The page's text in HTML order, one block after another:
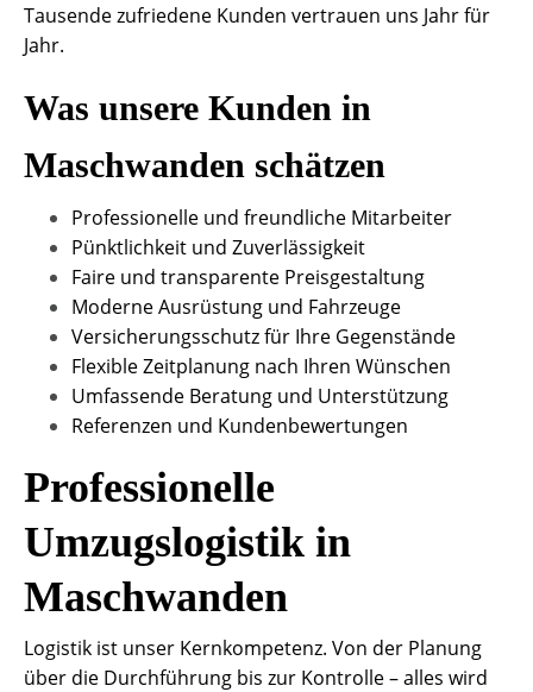
Tausende zufriedene Kunden vertrauen uns Jahr für
Jahr.
Was unsere Kunden in
Maschwanden schätzen
Professionelle und freundliche Mitarbeiter
Pünktlichkeit und Zuverlässigkeit
Faire und transparente Preisgestaltung
Moderne Ausrüstung und Fahrzeuge
Versicherungsschutz für Ihre Gegenstände
Flexible Zeitplanung nach Ihren Wünschen
Umfassende Beratung und Unterstützung
Referenzen und Kundenbewertungen
Professionelle
Umzugslogistik in
Maschwanden
Logistik ist unser Kernkompetenz. Von der Planung
über die Durchführung bis zur Kontrolle – alles wird